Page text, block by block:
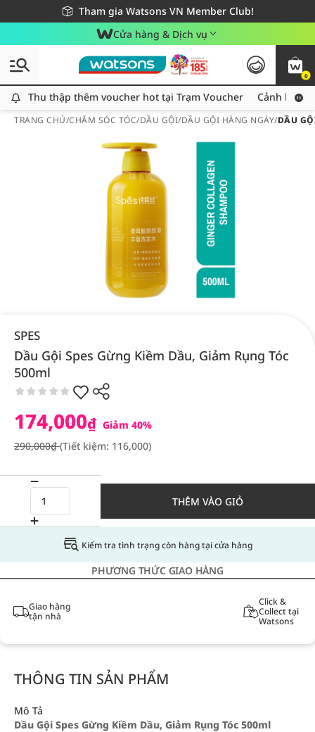
Tham gia Watsons VN Member Club!
Miễn phí giao hàng cho đơn hàng từ 249,000Đ
Giao hàng nhanh 24h - Áp dụng khu vực TP. Hồ Chí Minh
Cửa hàng & Dịch vụ
0
Thu thập thêm voucher hot tại Trạm Voucher
Thu thập thêm voucher hot tại Trạm Voucher Cảnh báo
TRANG CHỦ/CHĂM SÓC TÓC/DẦU GỘI/DẦU GỘI HÀNG NGÀY/DẦU
SPES
Dầu Gội Spes Gừng Kiềm Dầu, Giảm Rụng Tóc
500ml
174,000₫ Giảm 40%
290,000₫(Tiết kiệm: 116,000)
THÊM VÀO GIỎ
Kiểm tra tình trạng còn hàng tại cửa hàng
PHƯƠNG THỨC GIAO HÀNG
Giao hàng
tận nhà
Click &
Collect tại
Watsons
THÔNG TIN SẢN PHẨM
Mô Tả
Dầu Gội Spes Gừng Kiềm Dầu, Giảm Rụng Tóc 500ml